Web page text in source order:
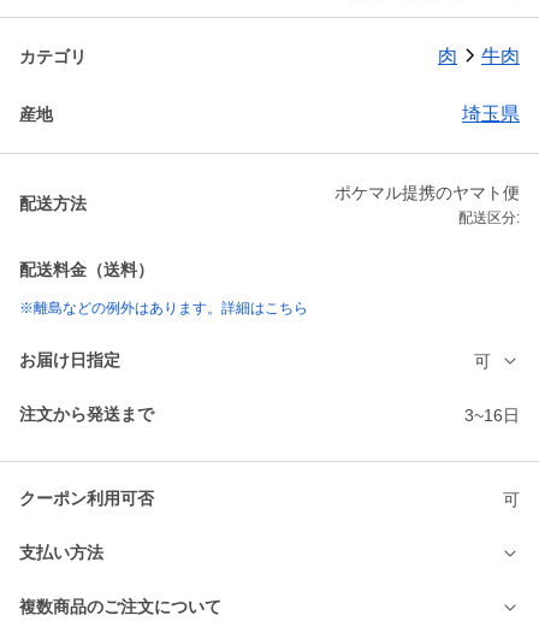
カテゴリ 肉 牛肉
産地 埼玉県
配送方法
ポケマル提携のヤマト便
配送区分:
配送料金（送料）
※離島などの例外はあります。詳細はこちら
お届け日指定 可
注文から発送まで 3~16日
クーポン利用可否 可
支払い方法
複数商品のご注文について